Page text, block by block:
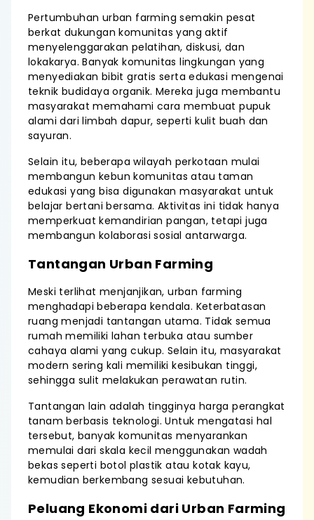
Pertumbuhan urban farming semakin pesat
berkat dukungan komunitas yang aktif
menyelenggarakan pelatihan, diskusi, dan
lokakarya. Banyak komunitas lingkungan yang
menyediakan bibit gratis serta edukasi mengenai
teknik budidaya organik. Mereka juga membantu
masyarakat memahami cara membuat pupuk
alami dari limbah dapur, seperti kulit buah dan
sayuran.
Selain itu, beberapa wilayah perkotaan mulai
membangun kebun komunitas atau taman
edukasi yang bisa digunakan masyarakat untuk
belajar bertani bersama. Aktivitas ini tidak hanya
memperkuat kemandirian pangan, tetapi juga
membangun kolaborasi sosial antarwarga.
Tantangan Urban Farming
Meski terlihat menjanjikan, urban farming
menghadapi beberapa kendala. Keterbatasan
ruang menjadi tantangan utama. Tidak semua
rumah memiliki lahan terbuka atau sumber
cahaya alami yang cukup. Selain itu, masyarakat
modern sering kali memiliki kesibukan tinggi,
sehingga sulit melakukan perawatan rutin.
Tantangan lain adalah tingginya harga perangkat
tanam berbasis teknologi. Untuk mengatasi hal
tersebut, banyak komunitas menyarankan
memulai dari skala kecil menggunakan wadah
bekas seperti botol plastik atau kotak kayu,
kemudian berkembang sesuai kebutuhan.
Peluang Ekonomi dari Urban Farming